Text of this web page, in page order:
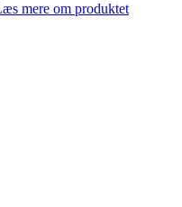
mere om produktet